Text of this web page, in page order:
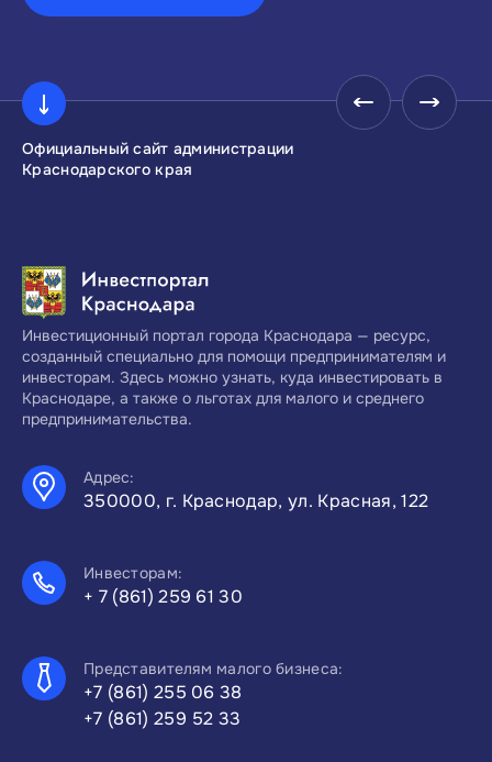
Официальный сайт администрации
Краснодарского края
Инвестиционный портал города Краснодара — ресурс,
созданный специально для помощи предпринимателям и
инвесторам. Здесь можно узнать, куда инвестировать в
Краснодаре, а также о льготах для малого и среднего
предпринимательства.
Адрес:
350000, г. Краснодар, ул. Красная, 122
Инвесторам:
+ 7 (861) 259 61 30
Представителям малого бизнеса:
+7 (861) 255 06 38
+7 (861) 259 52 33